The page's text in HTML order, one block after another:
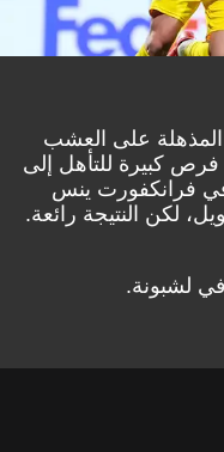
على العشب
فرص كبيرة للتأهل إلى
في فرانكفورت ينس
لكن النتيجة رائعة.
في لشبونة.